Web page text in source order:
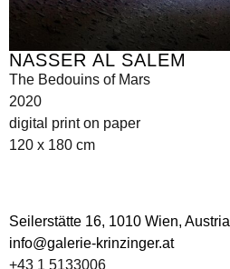
NASSER AL SALEM
The Bedouins of Mars
2020
digital print on paper
120 x 180 cm
Seilerstätte 16, 1010 Wien, Austria
info@galerie-krinzinger.at
+43 1 5133006